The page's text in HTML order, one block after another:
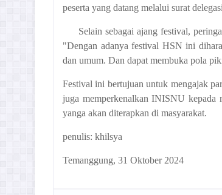
peserta yang datang melalui surat
Selain sebagai ajang festival,
"Dengan adanya festival HSN ini
dan umum. Dan dapat membuka pola
Festival ini bertujuan untuk mengajak
juga memperkenalkan INISNU kepada
yanga akan diterapkan di masyarakat.
penulis: khilsya
Temanggung, 31 Oktober 2024